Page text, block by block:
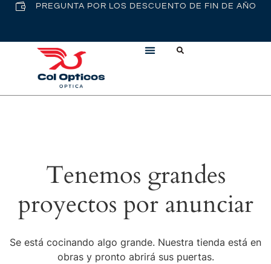
PREGUNTA POR LOS DESCUENTO DE FIN DE AÑO
Tenemos grandes
proyectos por anunciar
Se está cocinando algo grande. Nuestra tienda está en
obras y pronto abrirá sus puertas.